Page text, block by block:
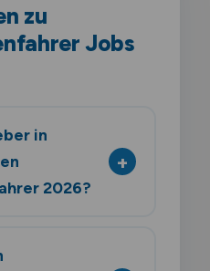
zu
Jobs
in
2026?